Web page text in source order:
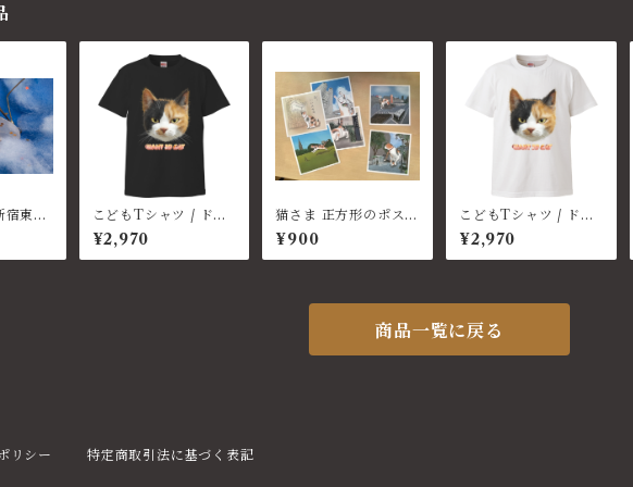
宿東口
】
こどもTシャツ / ドヤ
顔（黒）
¥2,970
猫さま 正方形のポスト
カード（6種類セッ
ト）
¥900
こどもTシャツ / ドヤ
顔（白）
¥2,970
商品一覧に戻る
リシー 特定商取引法に基づく表記